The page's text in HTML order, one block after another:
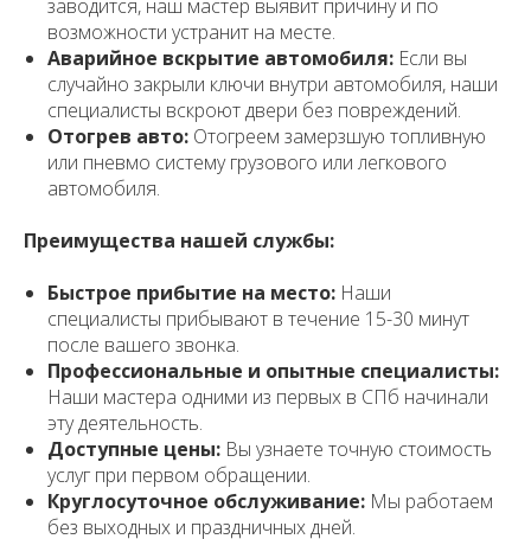
заводится, наш мастер выявит причину и по
возможности устранит на месте.
Аварийное вскрытие автомобиля: Если вы
случайно закрыли ключи внутри автомобиля, наши
специалисты вскроют двери без повреждений.
Отогрев авто: Отогреем замерзшую топливную
или пневмо систему грузового или легкового
автомобиля.
Преимущества нашей службы:
Быстрое прибытие на место: Наши
специалисты прибывают в течение 15-30 минут
после вашего звонка.
Профессиональные и опытные специалисты:
Наши мастера одними из первых в СПб начинали
эту деятельность.
Доступные цены: Вы узнаете точную стоимость
услуг при первом обращении.
Круглосуточное обслуживание: Мы работаем
без выходных и праздничных дней.